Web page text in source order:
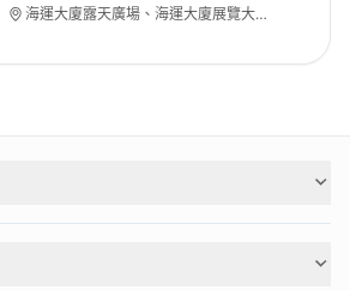
海運大廈露天廣場、海運大廈展覽大